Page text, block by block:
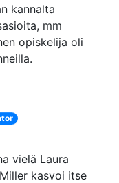
kannalta
mm
opiskelija oli
vielä Laura
kasvoi itse